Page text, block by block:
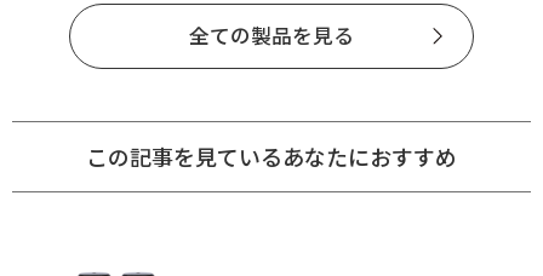
全ての製品を見る
この記事を見ているあなたにおすすめ